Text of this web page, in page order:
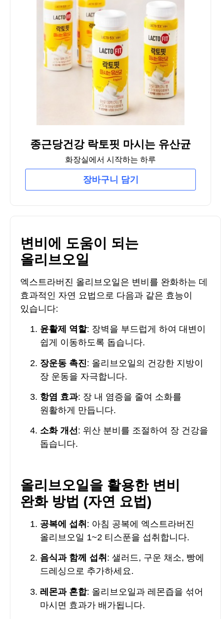
종근당건강 락토핏 마시는 유산균
화장실에서 시작하는 하루
장바구니 담기
변비에 도움이 되는
올리브오일
엑스트라버진 올리브오일은 변비를 완화하는 데
효과적인 자연 요법으로 다음과 같은 효능이
있습니다:
윤활제 역할: 장벽을 부드럽게 하여 대변이
쉽게 이동하도록 돕습니다.
장운동 촉진: 올리브오일의 건강한 지방이
장 운동을 자극합니다.
항염 효과: 장 내 염증을 줄여 소화를
원활하게 만듭니다.
소화 개선: 위산 분비를 조절하여 장 건강을
돕습니다.
올리브오일을 활용한 변비
완화 방법 (자연 요법)
공복에 섭취 : 아침 공복에 엑스트라버진
올리브오일 1~2 티스푼을 섭취합니다.
음식과 함께 섭취 : 샐러드, 구운 채소, 빵에
드레싱으로 추가하세요.
레몬과 혼합: 올리브오일과 레몬즙을 섞어
마시면 효과가 배가됩니다.